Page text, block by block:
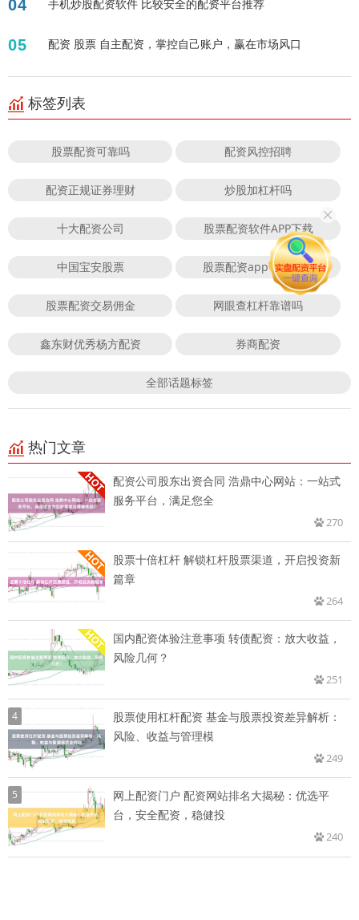
04 手机炒股配资软件 比较安全的配资平台推荐
05 配资 股票 自主配资，掌控自己账户，赢在市场风口
标签列表
股票配资可靠吗 配资风控招聘
配资正规证券理财 炒股加杠杆吗
十大配资公司 股票配资软件APP下载
中国宝安股票 股票配资app下载排行
股票配资交易佣金 网眼查杠杆靠谱吗
鑫东财优秀杨方配资 券商配资
全部话题标签
热门文章
配资公司股东出资合同 浩鼎中心网站：一站式
服务平台，满足您全
270
股票十倍杠杆 解锁杠杆股票渠道，开启投资新
篇章
264
国内配资体验注意事项 转债配资：放大收益，
风险几何？
251
4
股票使用杠杆配资 基金与股票投资差异解析：
风险、收益与管理模
249
5
网上配资门户 配资网站排名大揭秘：优选平
台，安全配资，稳健投
240